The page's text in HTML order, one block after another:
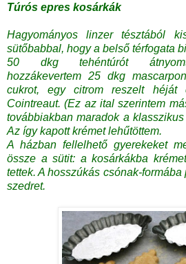
Túrós epres kosárkák
Hagyományos linzer tésztából
sütőbabbal, hogy a belső térfogata
50 dkg tehéntúrót
hozzákevertem 25 dkg
cukrot, egy citrom reszelt héját
Cointreaut. (Ez az ital szerintem
továbbiakban maradok a
Az így kapott krémet lehűtöttem.
A házban fellelhető gyerekeket
össze a sütit: a kosárkákba
tettek. A hosszúkás csónak-
szedret.